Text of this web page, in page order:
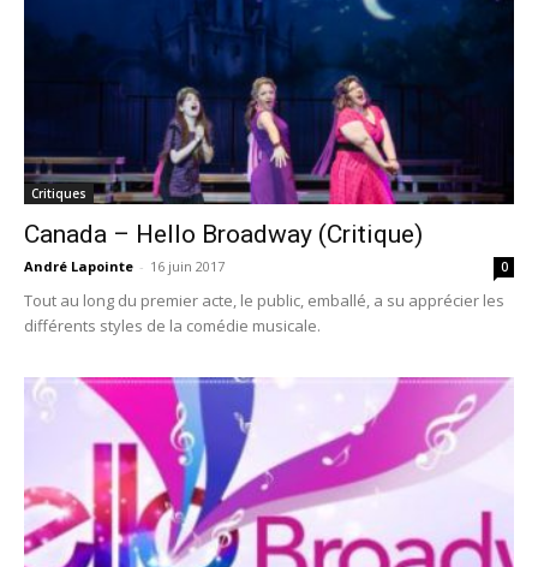
Critiques
Canada – Hello Broadway (Critique)
André Lapointe - 16 juin 2017 0
Tout au long du premier acte, le public, emballé, a su apprécier les
différents styles de la comédie musicale.